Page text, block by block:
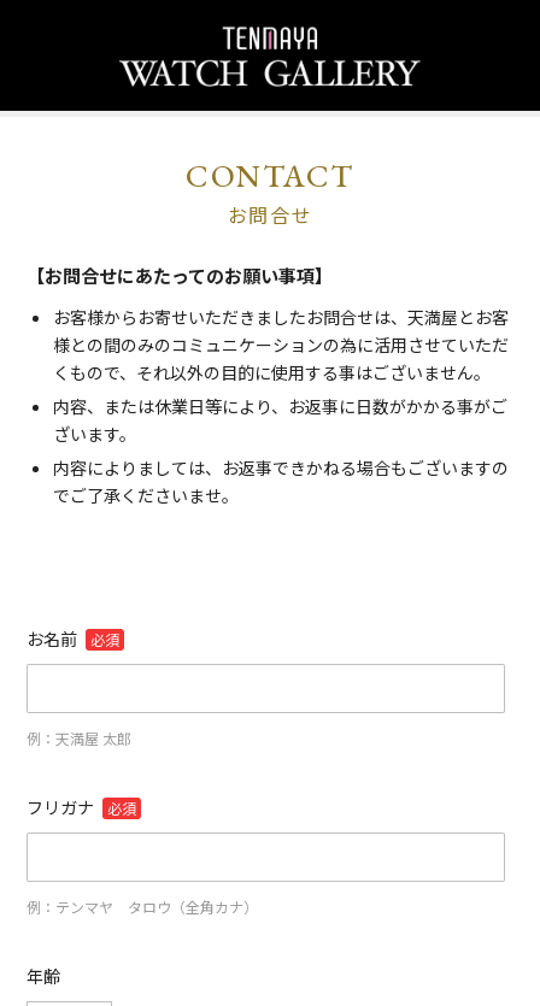
CONTACT
お問合せ
【お問合せにあたってのお願い事項】
お客様からお寄せいただきましたお問合せは、天満屋とお客
様との間のみのコミュニケーションの為に活用させていただ
くもので、それ以外の目的に使用する事はございません。
内容、または休業日等により、お返事に日数がかかる事がご
ざいます。
内容によりましては、お返事できかねる場合もございますの
でご了承くださいませ。
お名前 必須
例：天満屋 太郎
フリガナ 必須
例：テンマヤ タロウ（全角カナ）
年齢